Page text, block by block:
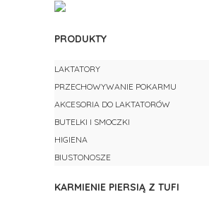
PRODUKTY
LAKTATORY
PRZECHOWYWANIE POKARMU
AKCESORIA DO LAKTATORÓW
BUTELKI I SMOCZKI
HIGIENA
BIUSTONOSZE
KARMIENIE PIERSIĄ Z TUFI